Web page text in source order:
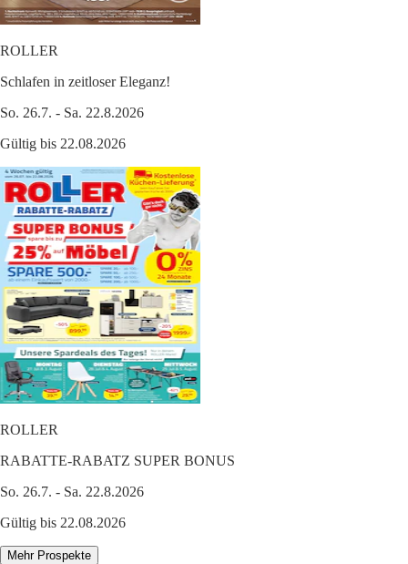
ROLLER
Schlafen in zeitloser Eleganz!
So. 26.7. - Sa. 22.8.2026
Gültig bis 22.08.2026
ROLLER
RABATTE-RABATZ SUPER BONUS
So. 26.7. - Sa. 22.8.2026
Gültig bis 22.08.2026
Mehr Prospekte